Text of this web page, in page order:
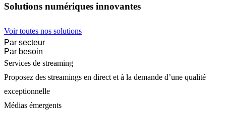
Solutions numériques innovantes
Voir toutes nos solutions
Par secteur
Par besoin
Services de streaming
Proposez des streamings en direct et à la demande d’une qualité
exceptionnelle
Médias émergents